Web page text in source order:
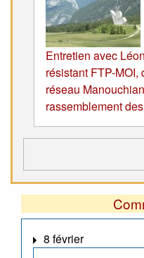
Entretien avec
résistant FTP-
réseau
rassemblement
8 février